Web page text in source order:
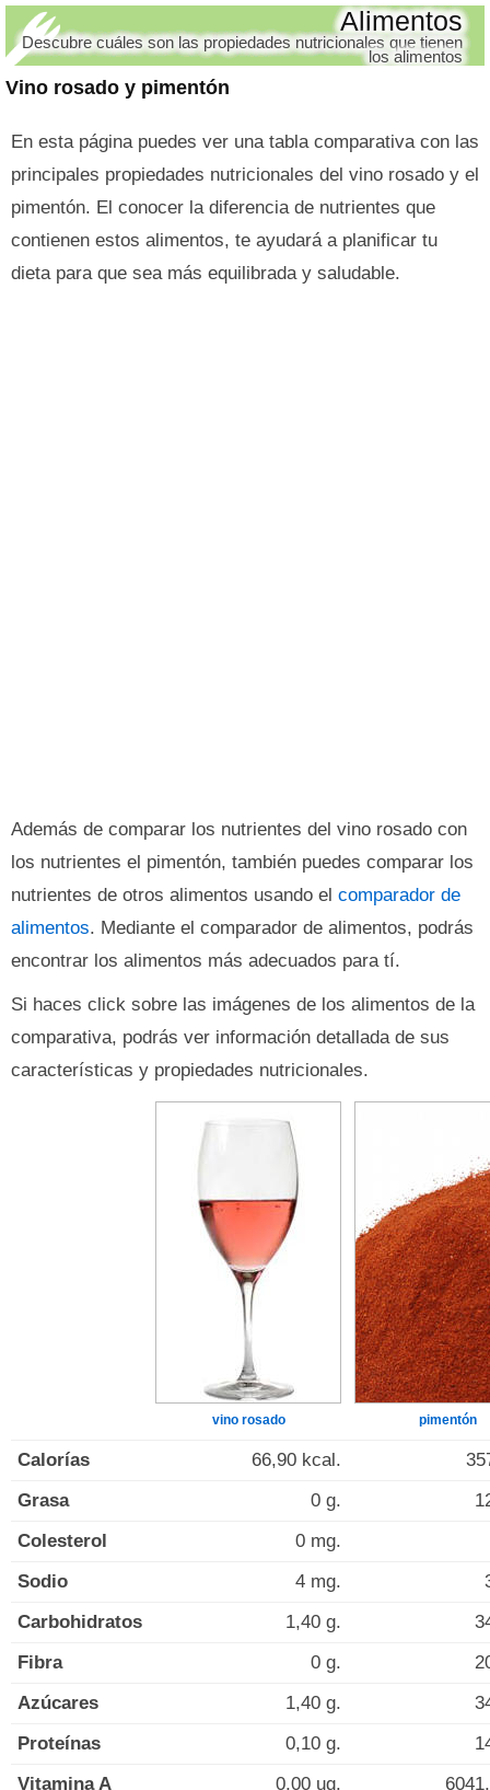
Vino rosado y pimentón
Alimentos
Descubre cuáles son las propiedades nutricionales que tienen
los alimentos
En esta página puedes ver una tabla comparativa con las
principales propiedades nutricionales del vino rosado y el
pimentón. El conocer la diferencia de nutrientes que
contienen estos alimentos, te ayudará a planificar tu
dieta para que sea más equilibrada y saludable.
Además de comparar los nutrientes del vino rosado con
los nutrientes el pimentón, también puedes comparar los
nutrientes de otros alimentos usando el comparador de
alimentos. Mediante el comparador de alimentos, podrás
encontrar los alimentos más adecuados para tí.
Si haces click sobre las imágenes de los alimentos de la
comparativa, podrás ver información detallada de sus
características y propiedades nutricionales.
vino rosado pimentón
Calorías 66,90 kcal.
Grasa
0 g.
Colesterol
0 mg.
Sodio
4 mg.
Carbohidratos
1,40 g.
Fibra
0 g.
Azúcares
1,40 g.
Proteínas
0,10 g.
Vitamina A
0,00 ug.